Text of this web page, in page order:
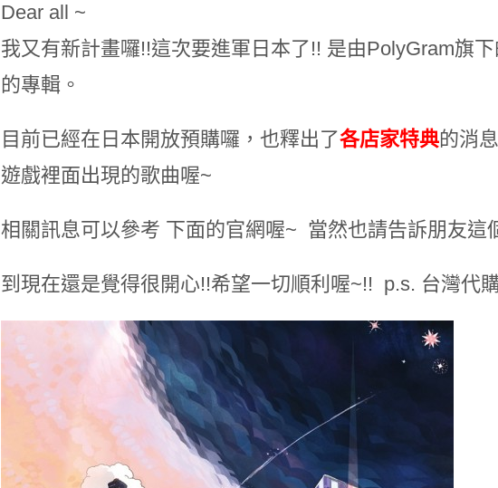
Dear all ~
我又有新計畫囉!!這次要進軍日本了!! 是由PolyGram旗
的專輯。
目前已經在日本開放預購囉，也釋出了各店家特典的消
遊戲裡面出現的歌曲喔~
相關訊息可以參考 下面的官網喔~ 當然也請告訴朋友這
到現在還是覺得很開心!!希望一切順利喔~!! p.s. 台灣代